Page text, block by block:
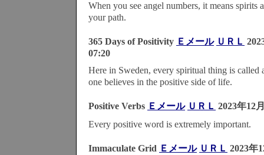
When you see angel numbers, it means
your path.
365 Days of Positivity Ｅメール ＵＲＬ
07:20
Here in Sweden, every spiritual thing is called
one believes in the positive side of life.
Positive Verbs Ｅメール ＵＲＬ 2023年12
Every positive word is extremely important.
Immaculate Grid Ｅメール ＵＲＬ 2023年